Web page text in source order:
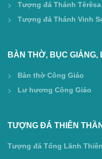
Tượng đá Thánh Têrêsa
Tượng đá Thánh Vinh
BÀN THỜ, BỤC GIẢNG,
Bàn thờ Công Giáo
Lư hương Công Giáo
TƯỢNG ĐÁ THIÊN THẦN
Tượng đá Tổng Lãnh